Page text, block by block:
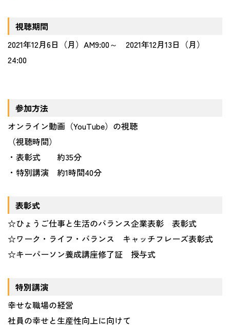
視聴期間
2021年12月6日（月）AM9:00～ 2021年12月13日（月）
24:00
参加方法
オンライン動画（YouTube）の視聴
（視聴時間）
・表彰式 約35分
・特別講演 約1時間40分
表彰式
☆ひょうご仕事と生活のバランス企業表彰 表彰式
☆ワーク・ライフ・バランス キャッチフレーズ表彰式
☆キーパーソン養成講座修了証 授与式
特別講演
幸せな職場の経営
社員の幸せと生産性向上に向けて